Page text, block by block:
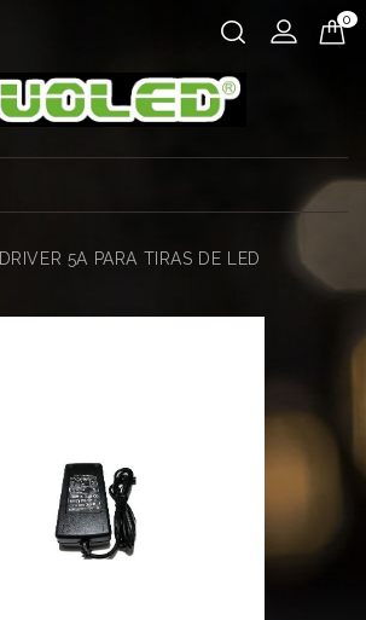
0
DRIVER 5A PARA TIRAS DE LED